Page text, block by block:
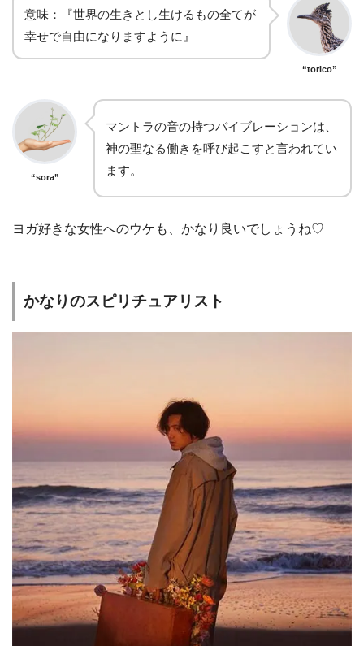
意味：『世界の生きとし生けるもの全てが
幸せで自由になりますように』
“torico”
“sora”
マントラの音の持つバイブレーションは、
神の聖なる働きを呼び起こすと言われてい
ます。
ヨガ好きな女性へのウケも、かなり良いでしょうね♡
かなりのスピリチュアリスト